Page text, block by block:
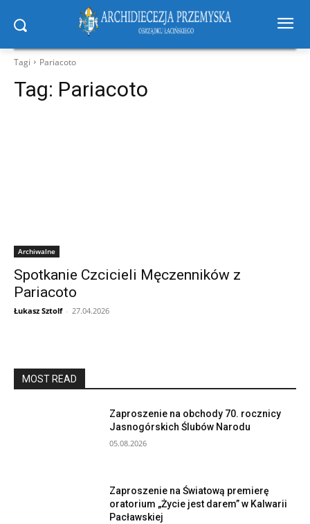
Tagi Pariacoto
Tag: Pariacoto
Archiwalne
Spotkanie Czcicieli Męczenników z
Pariacoto
Łukasz Sztolf - 27.04.2026
MOST READ
Zaproszenie na obchody 70. rocznicy
Jasnogórskich Ślubów Narodu
05.08.2026
Zaproszenie na Światową premierę
oratorium „Życie jest darem” w Kalwarii
Pacławskiej